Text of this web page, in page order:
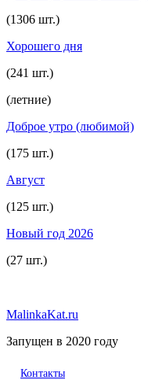
(1306 шт.)
Хорошего дня
(241 шт.)
(летние)
Доброе утро (любимой)
(175 шт.)
Август
(125 шт.)
Новый год 2026
(27 шт.)
MalinkaKat.ru
Запущен в 2020 году
Контакты